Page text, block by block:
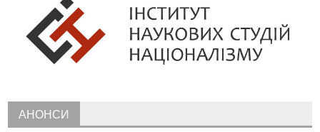
На Каскаді замість веж планують зробити сквер з
дитмайданчиком
09:31
На Верховинщині під час пожежі будинку травмувалась
жінка
нетверезих водіїв
АНОНСИ